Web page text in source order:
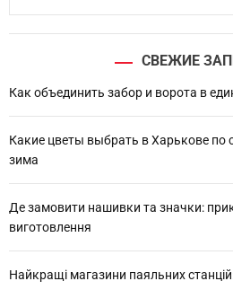
h
СВЕЖИЕ
Как объединить забор и ворота в
Какие цветы выбрать в Харькове по
зима
Де замовити нашивки та значки:
виготовлення
Найкращі магазини паяльних